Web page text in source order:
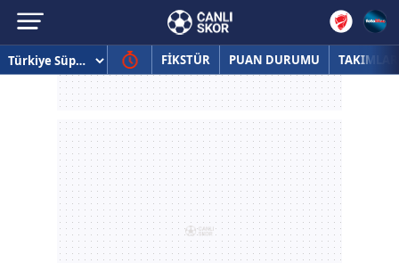
FİKSTÜR PUAN DURUMU TAKIMLAR